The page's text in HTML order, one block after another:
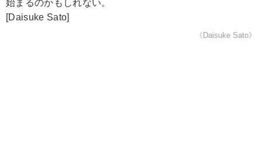
始まるのかもしれない。
[Daisuke Sato]
《Daisuke Sato》